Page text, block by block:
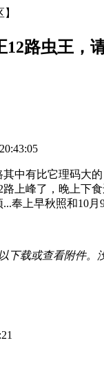
12路虫王，
中有比它理码大
上峰了，晚上下
奉上早秋照和10月
下载或查看附件。